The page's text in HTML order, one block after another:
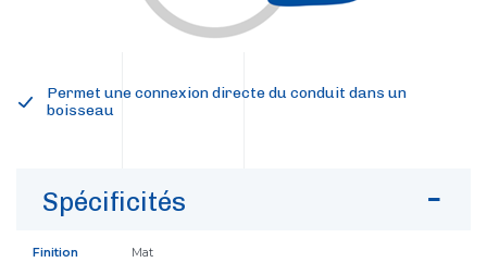
Permet une connexion directe du conduit dans un
boisseau
Spécificités
Finition Mat